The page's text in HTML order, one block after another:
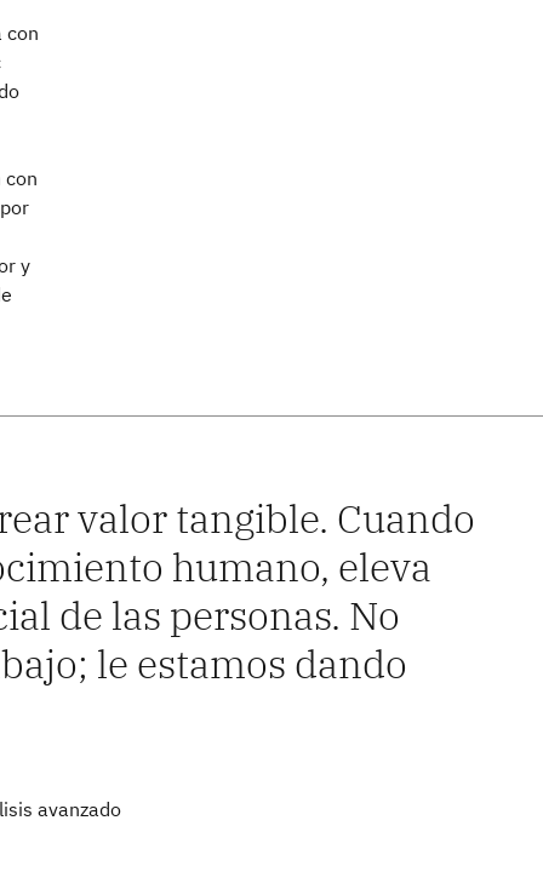
con
con
y
valor tangible. Cuando
humano, eleva
de las personas. No
le estamos dando
avanzado